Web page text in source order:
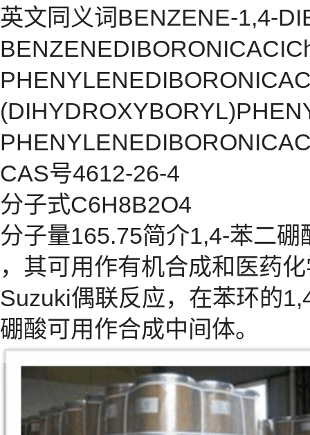
英文同义词BENZENE-1,4-
CAS号4612-26-4
分子式C6H8B2O4
分子量165.75简介1,4-苯二
，其可用作有机合成和医药
Suzuki偶联反应，在苯环的
硼酸可用作合成中间体。